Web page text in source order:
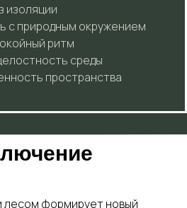
изоляции
с природным окружением
ритм
среды
пространства
формирует новый